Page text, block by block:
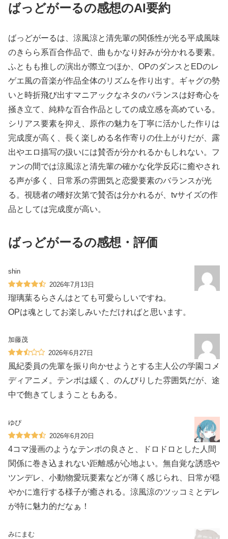
ばっどがーるの感想のAI要約
ばっどがーるは、涼風涼と清先輩の関係性が光る平成風味
のきらら系百合作品で、曲もかなり好みが分かれる要素。
ふともも推しの演出が際立つほか、OPのダンスとEDのレ
ゲエ風の音楽が作品全体のリズムを作り出す。ギャグの勢
いと時折飛び出すマニアックなネタのバランスは好奇心を
掻き立て、純粋な百合作品としての成立感を高めている。
シリアス要素を抑え、原作の魅力を丁寧に活かした作りは
完成度が高く、長く楽しめる名作寄りの仕上がりだが、露
出やエロ描写の扱いには賛否が分かれるかもしれない。フ
ァンの間では涼風涼と清先輩の確かな化学反応に癒やされ
る声が多く、日常系の雰囲気と恋愛要素のバランスが光
る。視聴者の嗜好次第で賛否は分かれるが、tvサイズの作
品としては完成度が高い。
ばっどがーるの感想・評価
shin
2026年7月13日
瑠璃葉るらさんはとても可愛らしいですね。
OPは魂としてお楽しみいただければと思います。
加藤茂
2026年6月27日
風紀委員の先輩を振り向かせようとする主人公の学園コメ
ディアニメ。テンポは緩く、のんびりした雰囲気だが、途
中で飽きてしまうこともある。
ゆぴ
2026年6月20日
4コマ漫画のようなテンポの良さと、ドロドロとした人間
関係に巻き込まれない距離感が心地よい。無自覚な誘惑や
ツンデレ、小動物愛玩要素などが薄く感じられ、日常が穏
やかに進行する様子が癒される。涼風涼のツッコミとデレ
が特に魅力的だなぁ！
みにまむ